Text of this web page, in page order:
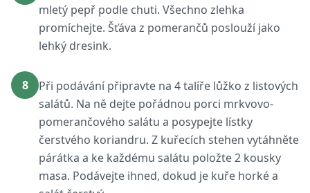
mletý pepř podle chuti. Všechno zlehka
promíchejte. Šťáva z pomerančů poslouží jako
lehký dresink.
8
Při podávání připravte na 4 talíře lůžko z listových
salátů. Na ně dejte pořádnou porci mrkvovo-
pomerančového salátu a posypejte lístky
čerstvého koriandru. Z kuřecích stehen vytáhněte
párátka a ke každému salátu položte 2 kousky
masa. Podávejte ihned, dokud je kuře horké a